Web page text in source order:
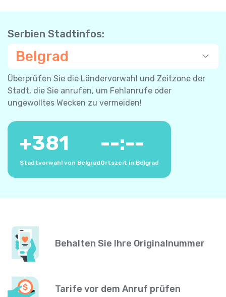
Serbien Stadtinfos:
Belgrad
Überprüfen Sie die Ländervorwahl und Zeitzone der
Stadt, die Sie anrufen, um Fehlanrufe oder
ungewolltes Wecken zu vermeiden!
+381
Stadtvorwahl von Belgrad
--:--
Ortszeit in Belgrad
Behalten Sie Ihre Originalnummer
Tarife vor dem Anruf prüfen